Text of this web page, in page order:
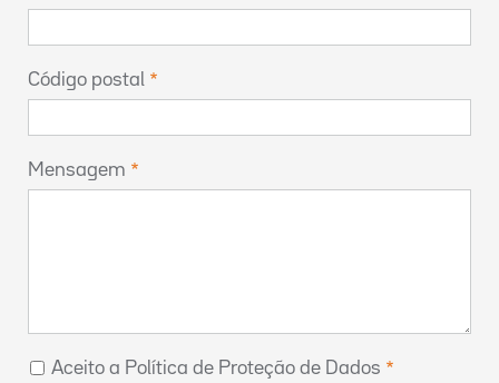
Código postal
Mensagem
Aceito a Política de Proteção de Dados